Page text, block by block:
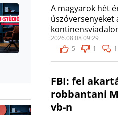
A magyarok hét
úszóversenyeket
2026.08.08 09:29
5
1
FBI: fel
robbantani
vb-n